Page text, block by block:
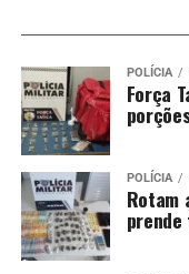
POLÍCIA
Força
POLÍCIA
Rotam